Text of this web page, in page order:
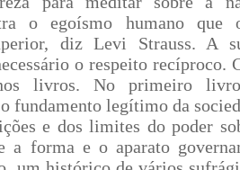
o egoísmo humano que
diz Levi Strauss. A
o respeito recíproco.
livros. No primeiro
fundamento legítimo da
e dos limites do poder
a forma e o aparato